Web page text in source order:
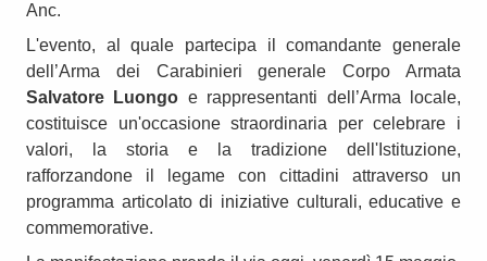
Anc.
L'evento, al quale partecipa il comandante generale
dell’Arma dei Carabinieri generale Corpo Armata
Salvatore Luongo e rappresentanti dell’Arma locale,
costituisce un'occasione straordinaria per celebrare i
valori, la storia e la tradizione dell'Istituzione,
rafforzandone il legame con cittadini attraverso un
programma articolato di iniziative culturali, educative e
commemorative.